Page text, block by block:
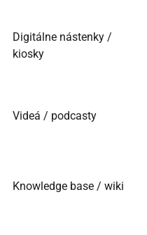
Digitálne nástenky /
kiosky
Videá / podcasty
Knowledge base / wiki